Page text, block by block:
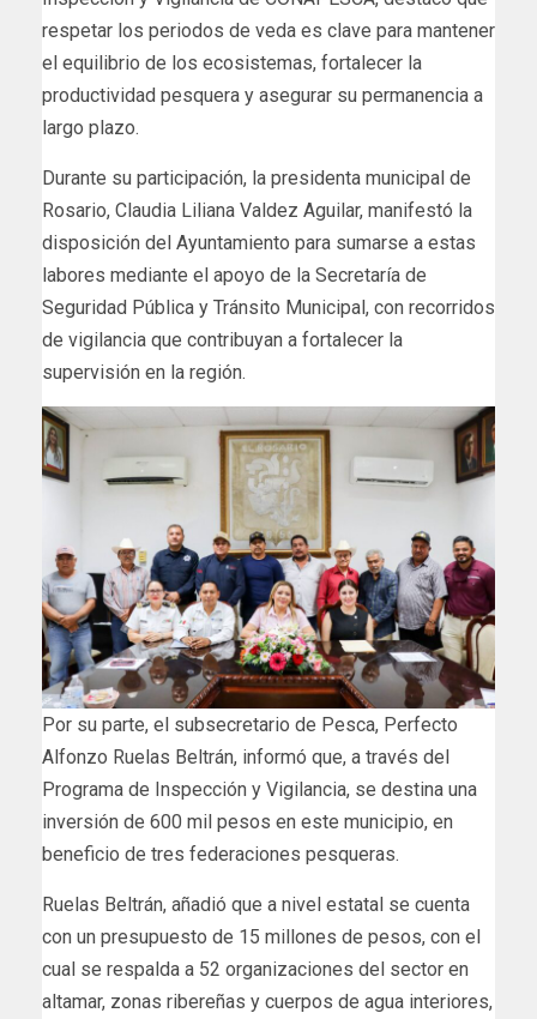
respetar los periodos de veda es clave para mantener
el equilibrio de los ecosistemas, fortalecer la
productividad pesquera y asegurar su permanencia a
largo plazo.
Durante su participación, la presidenta municipal de
Rosario, Claudia Liliana Valdez Aguilar, manifestó la
disposición del Ayuntamiento para sumarse a estas
labores mediante el apoyo de la Secretaría de
Seguridad Pública y Tránsito Municipal, con recorridos
de vigilancia que contribuyan a fortalecer la
supervisión en la región.
Por su parte, el subsecretario de Pesca, Perfecto
Alfonzo Ruelas Beltrán, informó que, a través del
Programa de Inspección y Vigilancia, se destina una
inversión de 600 mil pesos en este municipio, en
beneficio de tres federaciones pesqueras.
Ruelas Beltrán, añadió que a nivel estatal se cuenta
con un presupuesto de 15 millones de pesos, con el
cual se respalda a 52 organizaciones del sector en
altamar, zonas ribereñas y cuerpos de agua interiores,